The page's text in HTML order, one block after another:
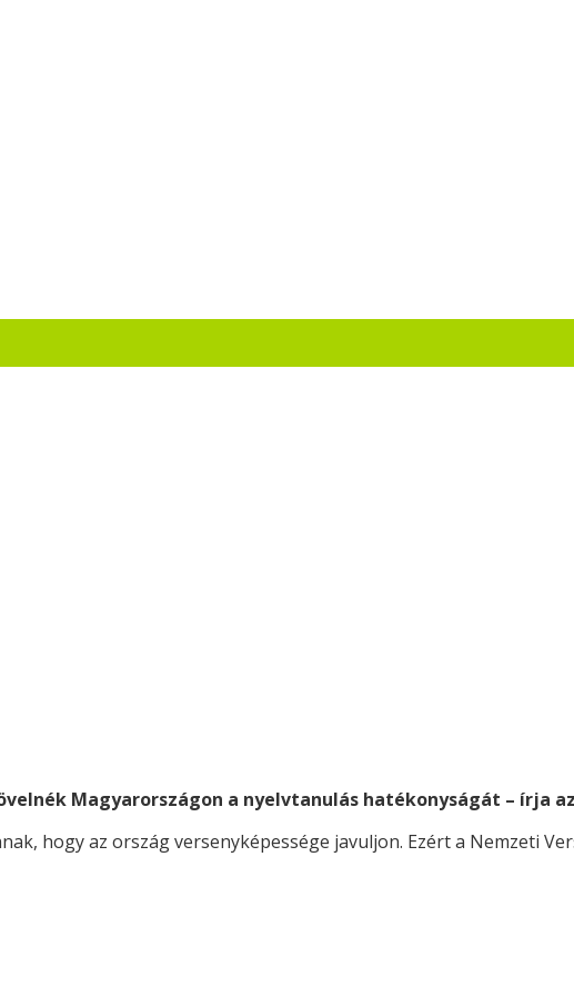
Magyarországon a nyelvtanulás hatékonyságát – írja
hogy az ország versenyképessége javuljon. Ezért a Nemzeti